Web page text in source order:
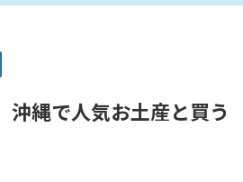
沖縄で人気お土産と買う